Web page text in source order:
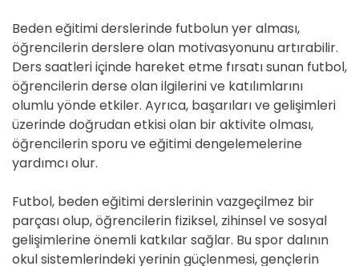
Beden eğitimi derslerinde futbolun yer alması,
öğrencilerin derslere olan motivasyonunu artırabilir.
Ders saatleri içinde hareket etme fırsatı sunan futbol,
öğrencilerin derse olan ilgilerini ve katılımlarını
olumlu yönde etkiler. Ayrıca, başarıları ve gelişimleri
üzerinde doğrudan etkisi olan bir aktivite olması,
öğrencilerin sporu ve eğitimi dengelemelerine
yardımcı olur.
Futbol, beden eğitimi derslerinin vazgeçilmez bir
parçası olup, öğrencilerin fiziksel, zihinsel ve sosyal
gelişimlerine önemli katkılar sağlar. Bu spor dalının
okul sistemlerindeki yerinin güçlenmesi, gençlerin